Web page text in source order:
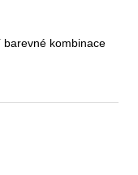
kombinace